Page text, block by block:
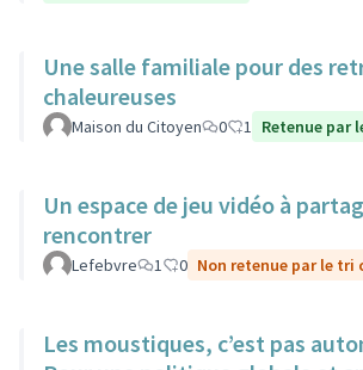
Une salle familiale pour des
chaleureuses
Maison du Citoyen 0 1 Retenue par
Un espace de jeu vidéo à
rencontrer
Lefebvre 1 0 Non retenue par le tri
Les moustiques, c’est pas